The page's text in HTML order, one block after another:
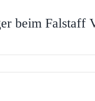
beim Falstaff